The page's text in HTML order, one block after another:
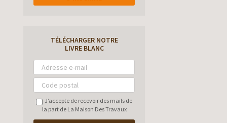
TÉLÉCHARGER NOTRE
LIVRE BLANC
J’accepte de recevoir des mails de
la part de La Maison Des Travaux